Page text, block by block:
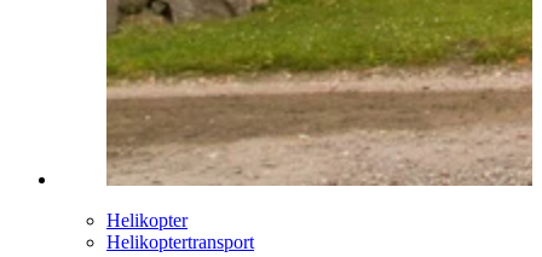
Helikopter
Helikoptertransport